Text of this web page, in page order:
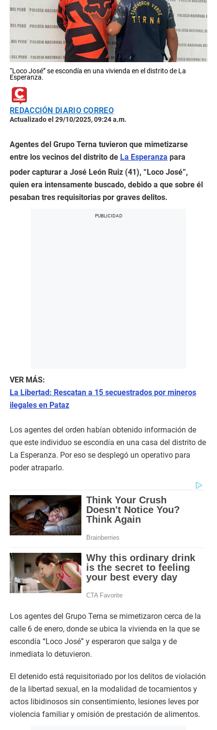
“Loco José” se escondía en una vivienda en el distrito de La
Esperanza.
REDACCIÓN DIARIO CORREO
Actualizado el 29/10/2025, 09:24 a.m.
Agentes del Grupo Terna tuvieron que mimetizarse
entre los vecinos del distrito de La Esperanza para
poder capturar a José León Ruiz (41), “Loco José”,
quien era intensamente buscado, debido a que sobre él
pesaban tres requisitorias por graves delitos.
VER MÁS:
La Libertad: Rescatan a 15 secuestrados por mineros
ilegales en Pataz
Los agentes del orden habían obtenido información de
que este individuo se escondía en una casa del distrito de
La Esperanza. Por eso se desplegó un operativo para
poder atraparlo.
Los agentes del Grupo Terna se mimetizaron cerca de la
calle 6 de enero, donde se ubica la vivienda en la que se
escondía “Loco José” y esperaron que salga y de
inmediata lo detuvieron.
El detenido está requisitoriado por los delitos de violación
de la libertad sexual, en la modalidad de tocamientos y
actos libidinosos sin consentimiento, lesiones leves por
violencia familiar y omisión de prestación de alimentos.